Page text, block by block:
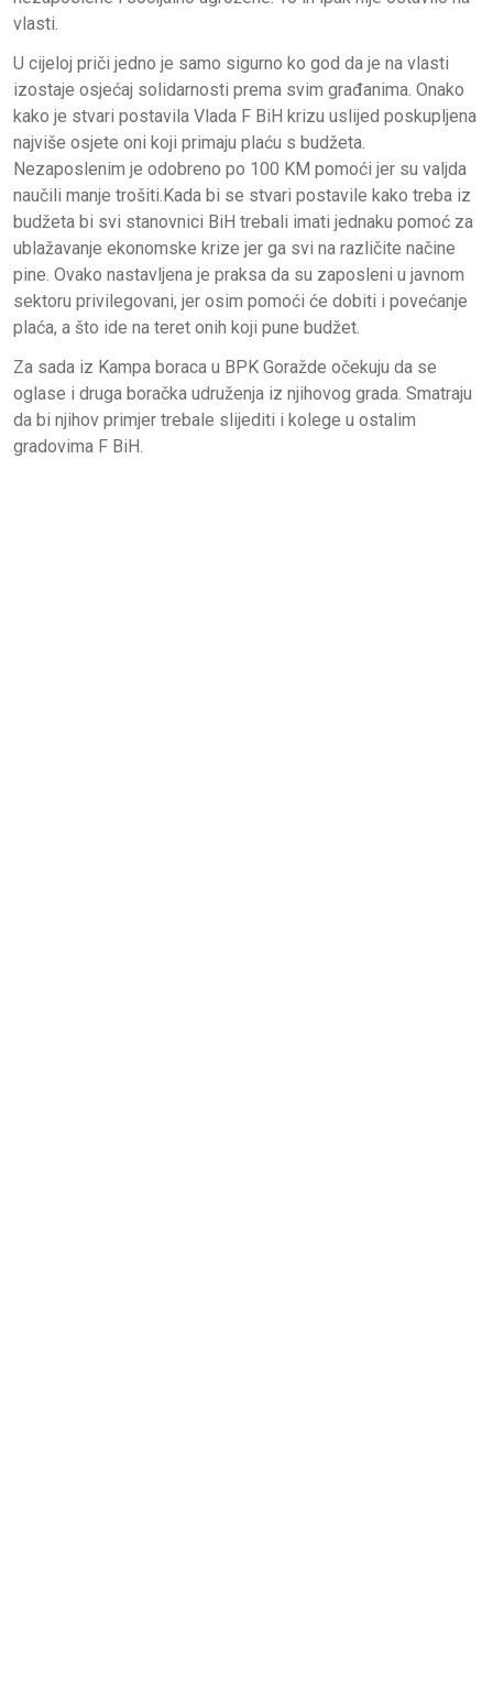
vlasti.
U cijeloj priči jedno je samo sigurno ko god da je na vlasti
izostaje osjećaj solidarnosti prema svim građanima. Onako
kako je stvari postavila Vlada F BiH krizu uslijed poskupljena
najviše osjete oni koji primaju plaću s budžeta.
Nezaposlenim je odobreno po 100 KM pomoći jer su valjda
naučili manje trošiti.Kada bi se stvari postavile kako treba iz
budžeta bi svi stanovnici BiH trebali imati jednaku pomoć za
ublažavanje ekonomske krize jer ga svi na različite načine
pine. Ovako nastavljena je praksa da su zaposleni u javnom
sektoru privilegovani, jer osim pomoći će dobiti i povećanje
plaća, a što ide na teret onih koji pune budžet.
Za sada iz Kampa boraca u BPK Goražde očekuju da se
oglase i druga boračka udruženja iz njihovog grada. Smatraju
da bi njihov primjer trebale slijediti i kolege u ostalim
gradovima F BiH.